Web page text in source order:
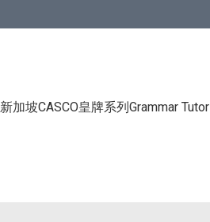
新加坡CASCO皇牌系列Grammar Tutor